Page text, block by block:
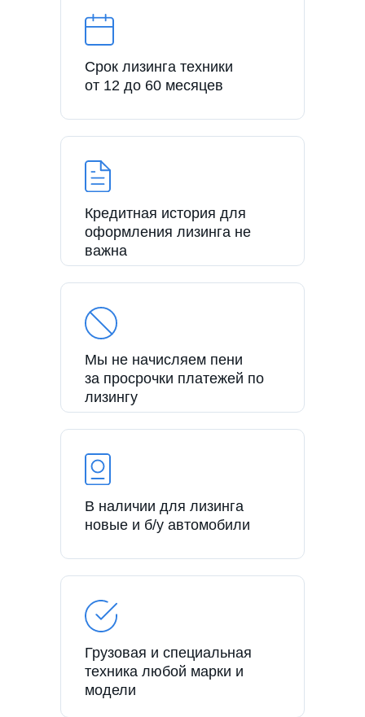
Срок лизинга техники
от 12 до 60 месяцев
Кредитная история для
оформления лизинга не
важна
Мы не начисляем пени
за просрочки платежей по
лизингу
В наличии для лизинга
новые и б/у автомобили
Грузовая и специальная
техника любой марки и
модели